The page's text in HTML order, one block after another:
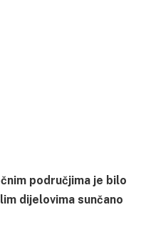
područjima je bilo
dijelovima sunčano